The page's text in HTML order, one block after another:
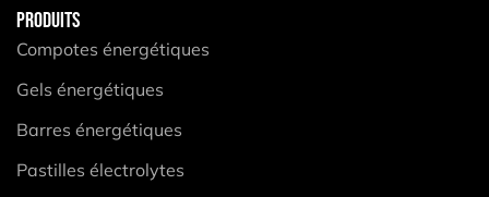
PRODUITS
Compotes énergétiques
Gels énergétiques
Barres énergétiques
Pastilles électrolytes